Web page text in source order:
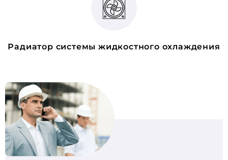
Радиатор системы жидкостного охлаждения